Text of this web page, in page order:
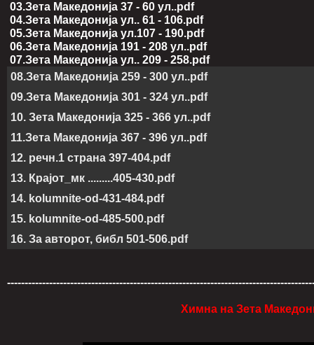
03.Зета Македонија 37 - 60 ул..pdf
04.Зета Македонија ул.. 61 - 106.pdf
05.Зета Македонија ул.107 - 190.pdf
06.Зета Македонија 191 - 208 ул..pdf
07.Зета Македонија ул.. 209 - 258.pdf
08.Зета Македонија 259 - 300 ул..pdf
09.Зета Македонија 301 - 324 ул..pdf
10. Зета Македонија 325 - 366 ул..pdf
11.Зета Македонија 367 - 396 ул..pdf
12. речн.1 страна 397-404.pdf
13. Крајот_мк .........405-430.pdf
14. kolumnite-od-431-484.pdf
15. kolumnite-od-485-500.pdf
16. За авторот, библ 501-506.pdf
Химна на Зета